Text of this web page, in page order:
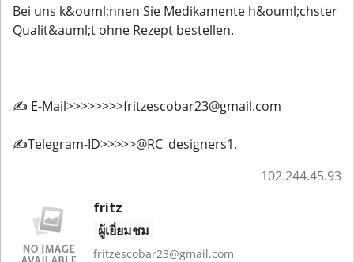
Bei uns k&ouml;nnen Sie Medikamente h&ouml;chster
Qualit&auml;t ohne Rezept bestellen.
✍️ E-Mail>>>>>>>>fritzescobar23@gmail.com
✍️Telegram-ID>>>>>@RC_designers1.
102.244.45.93
fritz
ผู้เยี่ยมชม
fritzescobar23@gmail.com